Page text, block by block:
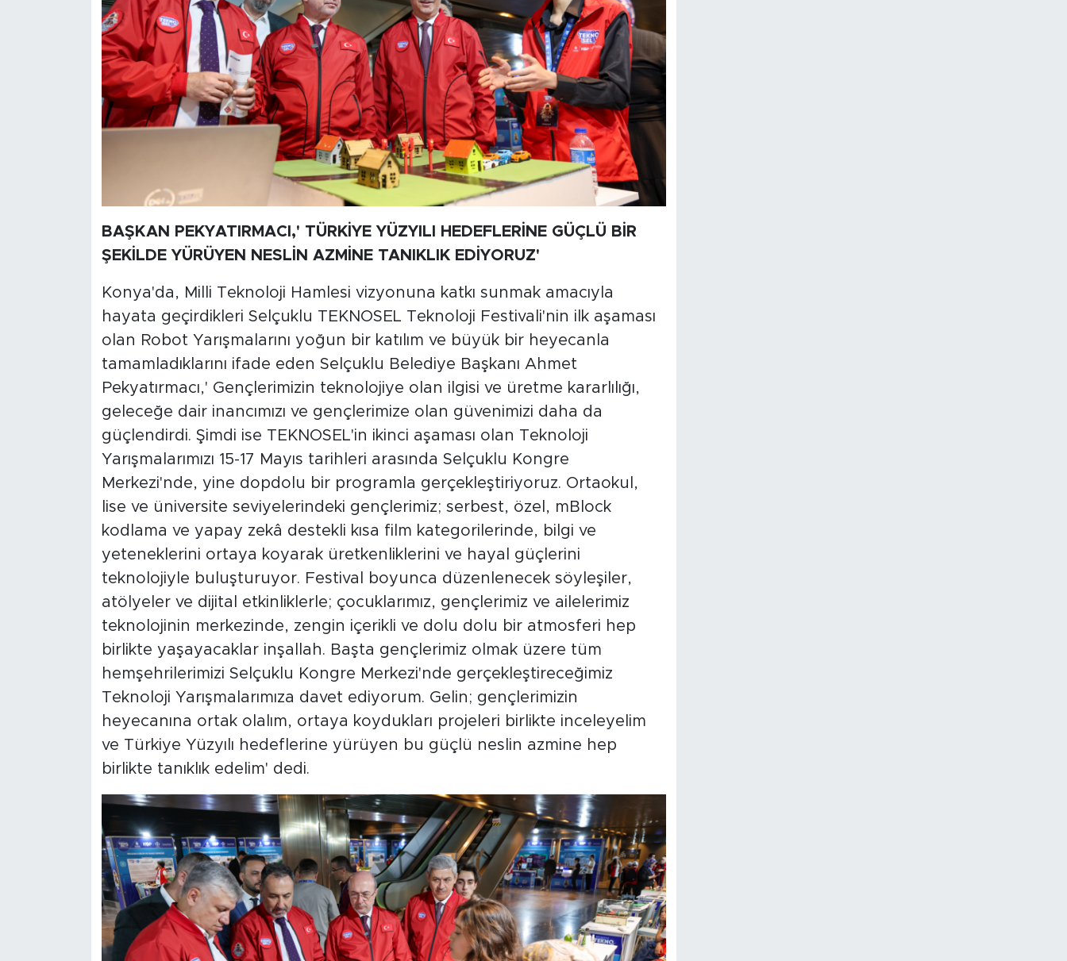
BAŞKAN PEKYATIRMACI,' TÜRKİYE YÜZYILI HEDEFLERİNE GÜÇLÜ BİR
ŞEKİLDE YÜRÜYEN NESLİN AZMİNE TANIKLIK EDİYORUZ'
Konya'da, Milli Teknoloji Hamlesi vizyonuna katkı sunmak amacıyla
hayata geçirdikleri Selçuklu TEKNOSEL Teknoloji Festivali'nin ilk aşaması
olan Robot Yarışmalarını yoğun bir katılım ve büyük bir heyecanla
tamamladıklarını ifade eden Selçuklu Belediye Başkanı Ahmet
Pekyatırmacı,' Gençlerimizin teknolojiye olan ilgisi ve üretme kararlılığı,
geleceğe dair inancımızı ve gençlerimize olan güvenimizi daha da
güçlendirdi. Şimdi ise TEKNOSEL'in ikinci aşaması olan Teknoloji
Yarışmalarımızı 15-17 Mayıs tarihleri arasında Selçuklu Kongre
Merkezi'nde, yine dopdolu bir programla gerçekleştiriyoruz. Ortaokul,
lise ve üniversite seviyelerindeki gençlerimiz; serbest, özel, mBlock
kodlama ve yapay zekâ destekli kısa film kategorilerinde, bilgi ve
yeteneklerini ortaya koyarak üretkenliklerini ve hayal güçlerini
teknolojiyle buluşturuyor. Festival boyunca düzenlenecek söyleşiler,
atölyeler ve dijital etkinliklerle; çocuklarımız, gençlerimiz ve ailelerimiz
teknolojinin merkezinde, zengin içerikli ve dolu dolu bir atmosferi hep
birlikte yaşayacaklar inşallah. Başta gençlerimiz olmak üzere tüm
hemşehrilerimizi Selçuklu Kongre Merkezi'nde gerçekleştireceğimiz
Teknoloji Yarışmalarımıza davet ediyorum. Gelin; gençlerimizin
heyecanına ortak olalım, ortaya koydukları projeleri birlikte inceleyelim
ve Türkiye Yüzyılı hedeflerine yürüyen bu güçlü neslin azmine hep
birlikte tanıklık edelim' dedi.